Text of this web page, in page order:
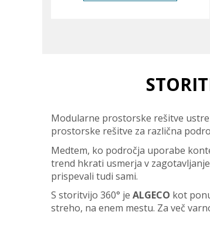
Modularne prostorske rešitve
prostorske rešitve za različna
Medtem, ko področja uporabe
trend hkrati usmerja v
prispevali tudi sami.
S storitvijo 360° je ALGECO kot
streho, na enem mestu. Za več